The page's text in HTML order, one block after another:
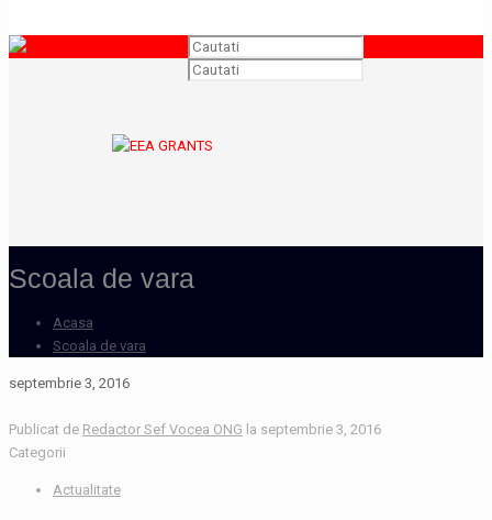
Scoala de vara
Acasa
Scoala de vara
septembrie 3, 2016
Publicat de Redactor Sef Vocea ONG la septembrie 3, 2016
Categorii
Actualitate